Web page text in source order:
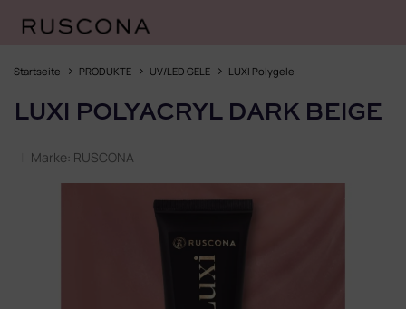
InhaltStartseite PRODUKTE UV/LED GELE LUXI Polygele
LUXI POLYACRYL DARK BEIGE
Marke: RUSCONA